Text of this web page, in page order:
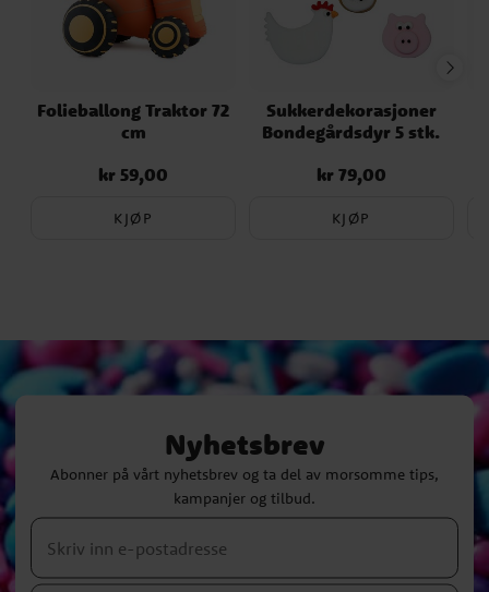
Folieballong Traktor 72
cm
Pris:kr 59,00
kr 59,00
KJØP
Sukkerdekorasjoner
Bondegårdsdyr 5 stk.
Pris:kr 79,00
kr 79,00
KJØP
Nyhetsbrev
Abonner på vårt nyhetsbrev og ta del av morsomme tips,
kampanjer og tilbud.